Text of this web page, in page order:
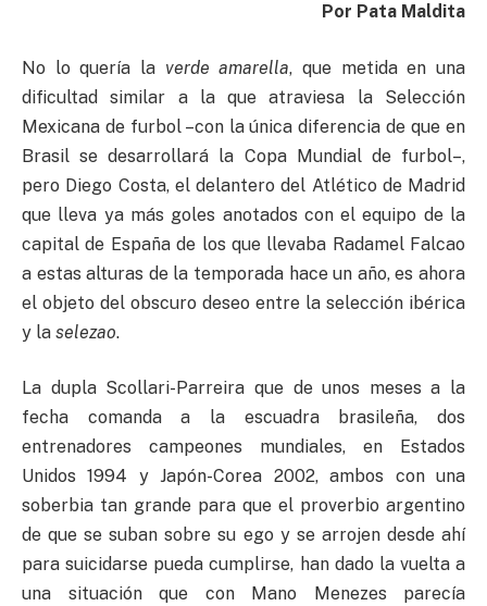
Por Pata Maldita
No lo quería la verde amarella, que metida en una
dificultad similar a la que atraviesa la Selección
Mexicana de furbol –con la única diferencia de que en
Brasil se desarrollará la Copa Mundial de furbol–,
pero Diego Costa, el delantero del Atlético de Madrid
que lleva ya más goles anotados con el equipo de la
capital de España de los que llevaba Radamel Falcao
a estas alturas de la temporada hace un año, es ahora
el objeto del obscuro deseo entre la selección ibérica
y la selezao.
La dupla Scollari-Parreira que de unos meses a la
fecha comanda a la escuadra brasileña, dos
entrenadores campeones mundiales, en Estados
Unidos 1994 y Japón-Corea 2002, ambos con una
soberbia tan grande para que el proverbio argentino
de que se suban sobre su ego y se arrojen desde ahí
para suicidarse pueda cumplirse, han dado la vuelta a
una situación que con Mano Menezes parecía